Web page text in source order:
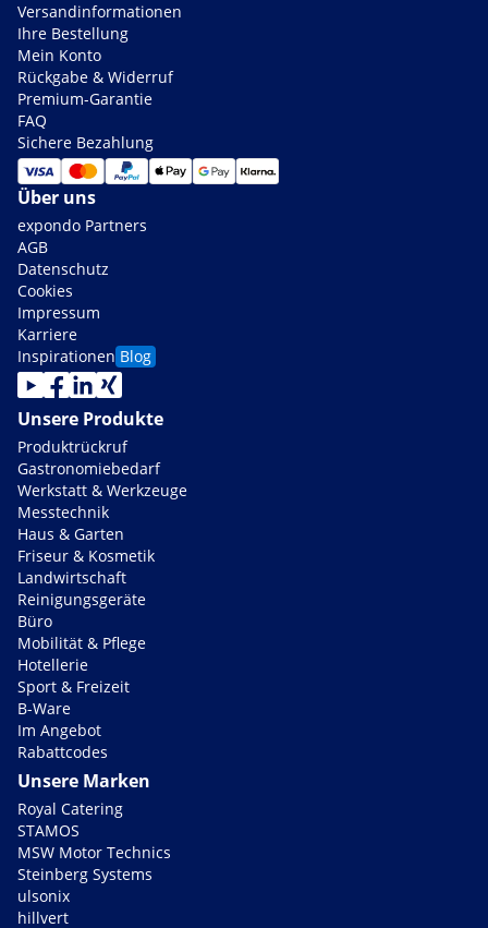
Versandinformationen
Ihre Bestellung
Mein Konto
Rückgabe & Widerruf
Premium-Garantie
FAQ
Sichere Bezahlung
Über uns
expondo Partners
AGB
Datenschutz
Cookies
Impressum
Karriere
Inspirationen Blog
Unsere Produkte
Produktrückruf
Gastronomiebedarf
Werkstatt & Werkzeuge
Messtechnik
Haus & Garten
Friseur & Kosmetik
Landwirtschaft
Reinigungsgeräte
Büro
Mobilität & Pflege
Hotellerie
Sport & Freizeit
B-Ware
Im Angebot
Rabattcodes
Unsere Marken
Royal Catering
STAMOS
MSW Motor Technics
Steinberg Systems
ulsonix
hillvert